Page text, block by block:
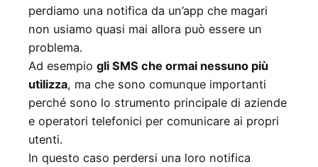
perdiamo una notifica da un’app che magari
non usiamo quasi mai allora può essere un
problema.
Ad esempio gli SMS che ormai nessuno più
utilizza, ma che sono comunque importanti
perché sono lo strumento principale di aziende
e operatori telefonici per comunicare ai propri
utenti.
In questo caso perdersi una loro notifica